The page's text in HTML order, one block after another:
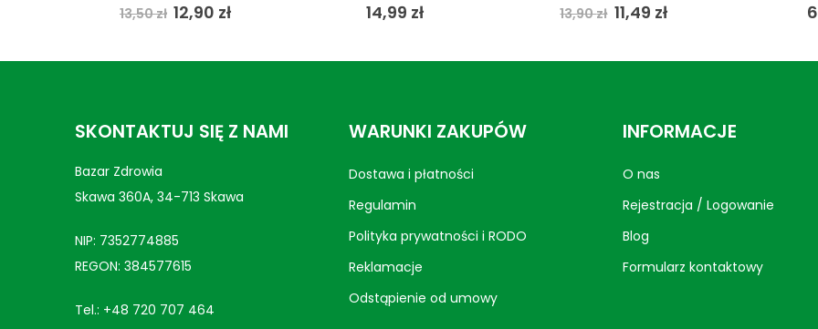
12,90 zł.
14,99zł
13,90zł Pierwotna
13,90 zł.
11,49
11,49 zł.
6,29zł
SKONTAKTUJ SIĘ Z NAMI
Bazar Zdrowia
Skawa 360A, 34-713 Skawa
NIP: 7352774885
REGON: 384577615
Tel.: +48 720 707 464
WARUNKI ZAKUPÓW
Dostawa i płatności
Regulamin
Polityka prywatności i RODO
Reklamacje
Odstąpienie od umowy
INFORMACJE
O nas
Rejestracja / Logowanie
Blog
Formularz kontaktowy